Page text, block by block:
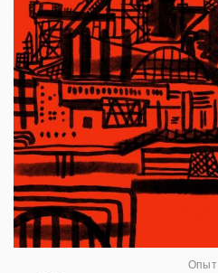
Опыт